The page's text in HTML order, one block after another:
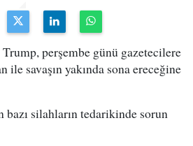
perşembe günü gazetecilere
ile savaşın yakında sona ereceğine
bazı silahların tedarikinde sorun